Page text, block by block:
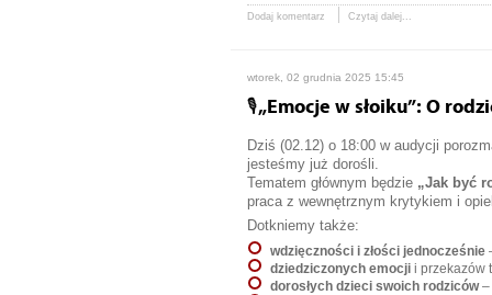
Dodaj komentarz Czytaj dalej...
wtorek, 02 grudnia 2025 15:45
🎙️„Emocje w słoiku”: O
Dziś (02.12) o 18:00 w audycji
jesteśmy już dorośli.
Tematem głównym będzie „Jak być
praca z wewnętrznym krytykiem i
Dotkniemy także:
wdzięczności i złości jednocześnie
dziedziczonych emocji i przekazów
dorosłych dzieci swoich rodziców–